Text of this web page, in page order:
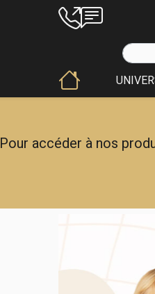
Pour accéder à nos